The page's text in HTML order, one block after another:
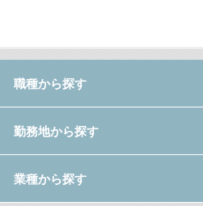
職種から探す
勤務地から探す
業種から探す